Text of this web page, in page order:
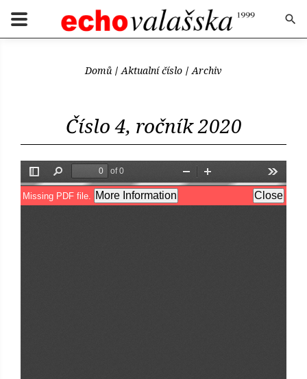
Domů Aktualní číslo Archiv
Číslo 4, ročník 2020